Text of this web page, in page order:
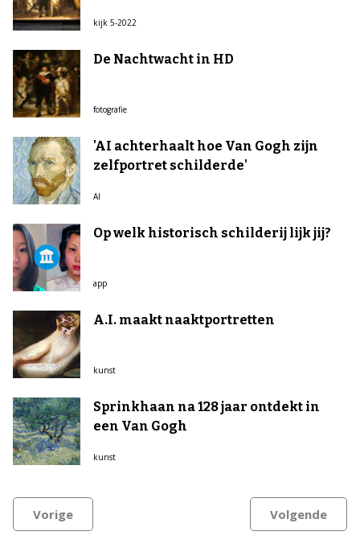
kijk 5-2022
De Nachtwacht in HD
fotografie
'AI achterhaalt hoe Van Gogh zijn
zelfportret schilderde'
AI
Op welk historisch schilderij lijk jij?
app
A.I. maakt naaktportretten
kunst
Sprinkhaan na 128 jaar ontdekt in
een Van Gogh
kunst
Vorige Volgende